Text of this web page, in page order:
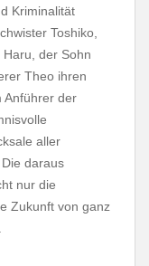
Kriminalität
Toshiko,
der Sohn
Theo ihren
Anführer der
aller
daraus
nur die
Zukunft von ganz